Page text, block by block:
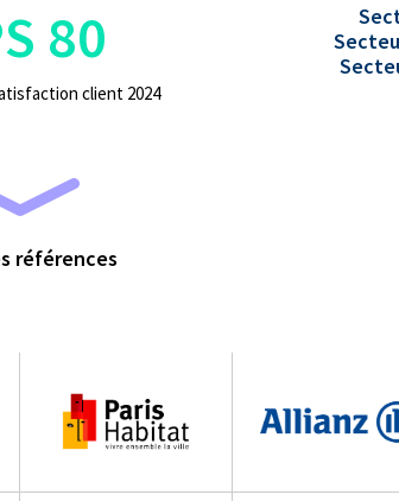
80
client 2024
références